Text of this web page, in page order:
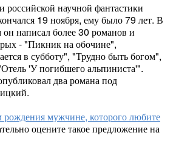
российской научной фантастики
19 ноября, ему было 79 лет. В
он написал более 30 романов и
- "Пикник на обочине",
в субботу", "Трудно быть богом",
'У погибшего альпиниста'".
два романа под
рождения мужчине, которого любите
оцените такое предложение на